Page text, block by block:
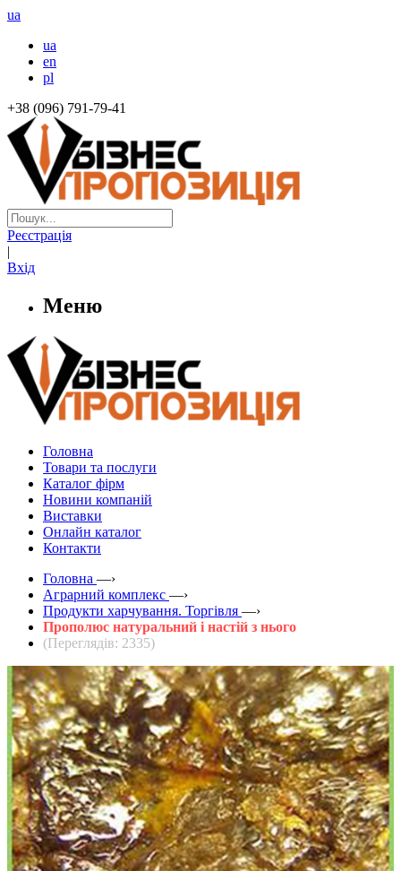
ua
ua
en
pl
+38 (096) 791-79-41
Реєстрація
|
Вхід
Меню
Головна
Товари та послуги
Каталог фірм
Новини компаній
Виставки
Онлайн каталог
Контакти
Головна —›
Аграрний комплекс —›
Продукти харчування. Торгівля —›
Прополюс натуральний і настій з нього
(Переглядів: 2335)